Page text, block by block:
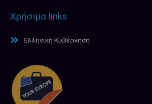
Χρήσιμα links
Ελληνική Κυβέρνηση